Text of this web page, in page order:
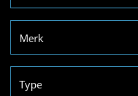
Merk
Type